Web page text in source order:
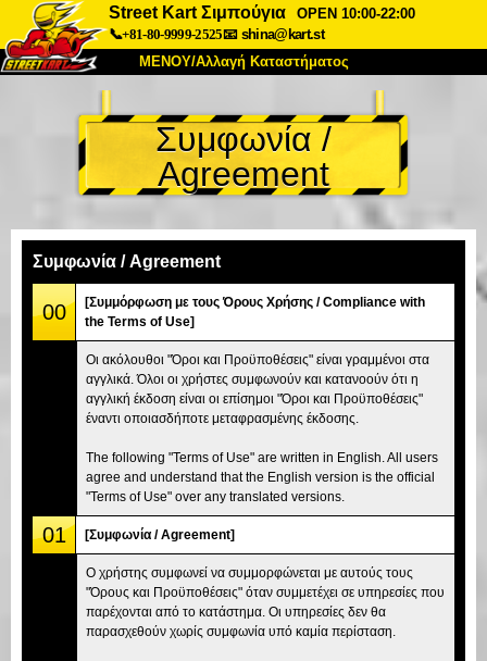
Street Kart Σιμπούγια
OPEN 10:00-22:00
📞+81-80-9999-2525📧 shina@kart.st
ΜΕΝΟΥ/Αλλαγή Καταστήματος
Σχετικά Προδιαγραφές Τιμές
Πρόσβαση Αναφορές Συχνές Ερωτήσεις
Αλλαγή Καταστήματος
Τόκιο Σινάγαουα #1
Τόκιο Ακίχαμπαρα #2
Τόκιο Σιμπούγια Annex Τόκιο Κόλπος
Τόκιο Ασακούσα Οσάκα
Συμφωνία /
Agreement
Συμφωνία / Agreement
00
[Συμμόρφωση με τους Όρους Χρήσης / Compliance with
the Terms of Use]
Οι ακόλουθοι "Όροι και Προϋποθέσεις" είναι γραμμένοι στα
αγγλικά. Όλοι οι χρήστες συμφωνούν και κατανοούν ότι η
αγγλική έκδοση είναι οι επίσημοι "Όροι και Προϋποθέσεις"
έναντι οποιασδήποτε μεταφρασμένης έκδοσης.
The following "Terms of Use" are written in English. All users
agree and understand that the English version is the official
"Terms of Use" over any translated versions.
01 [Συμφωνία / Agreement]
Ο χρήστης συμφωνεί να συμμορφώνεται με αυτούς τους
"Όρους και Προϋποθέσεις" όταν συμμετέχει σε υπηρεσίες που
παρέχονται από το κατάστημα. Οι υπηρεσίες δεν θα
παρασχεθούν χωρίς συμφωνία υπό καμία περίσταση.